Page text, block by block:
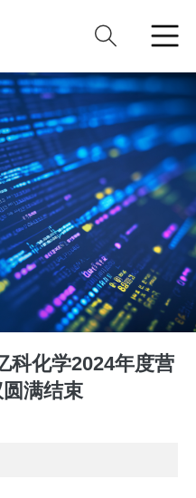
科化学2024年度营
满结束